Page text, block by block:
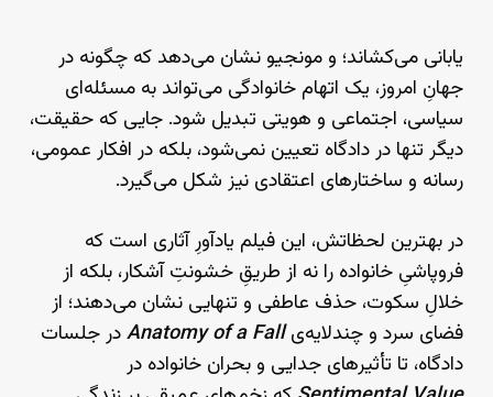
یابانی می‌کشاند؛ و مونجیو نشان می‌دهد که چگونه در
جهانِ امروز، یک اتهام خانوادگی می‌تواند به مسئله‌ای
سیاسی، اجتماعی و هویتی تبدیل شود. جایی که حقیقت،
دیگر تنها در دادگاه تعیین نمی‌شود، بلکه در افکار عمومی،
رسانه و ساختارهای اعتقادی نیز شکل می‌گیرد.
در بهترین لحظاتش، این فیلم یادآورِ آثاری‌ است که
فروپاشیِ خانواده را نه از طریقِ خشونتِ آشکار، بلکه از
خلالِ سکوت، حذف عاطفی و تنهایی نشان می‌دهند؛ از
فضای سرد و چندلایه‌یAnatomy of a Fall
در جلسات
دادگاه، تا تأثیرهای جدایی و بحران خانواده در